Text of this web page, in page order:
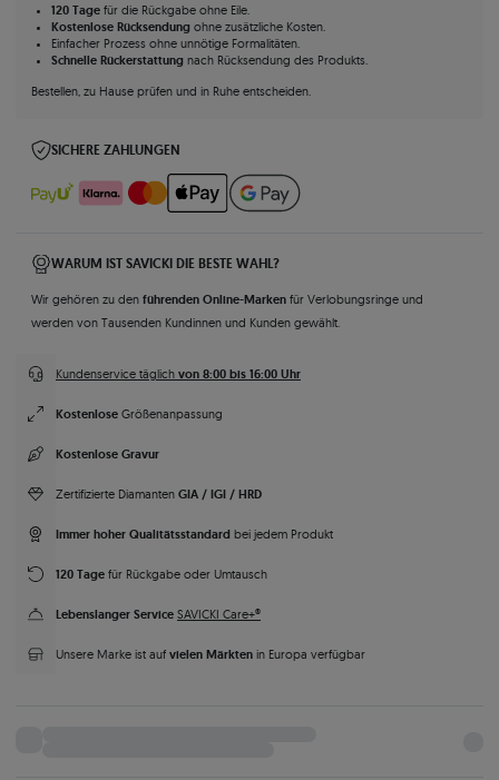
120 Tagefür die Rückgabe ohne Eile.
Kostenlose Rücksendungohne zusätzliche Kosten.
Einfacher Prozess ohne unnötige Formalitäten.
Schnelle Rückerstattungnach Rücksendung des Produkts.
Bestellen, zu Hause prüfen und in Ruhe entscheiden.
SICHERE ZAHLUNGEN
WARUM IST SAVICKI DIE BESTE WAHL?
Wir gehören zu den führenden Online-Marken für Verlobungsringe und
werden von Tausenden Kundinnen und Kunden gewählt.
Kundenservice täglich von 8:00 bis 16:00 Uhr
Kostenlose Größenanpassung
Kostenlose Gravur
Zertifizierte Diamanten GIA / IGI / HRD
Immer hoher Qualitätsstandard bei jedem Produkt
120 Tage für Rückgabe oder Umtausch
Lebenslanger Service SAVICKI Care+®
Unsere Marke ist auf vielen Märkten in Europa verfügbar